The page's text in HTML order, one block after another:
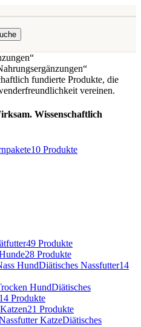
fundierte Produkte, die
vereinen.
Wissenschaftlich
10 Produkte
49 Produkte
28 Produkte
Diätisches Nassfutter14
Diätisches
Produkte
Katzen21 Produkte
Diätisches